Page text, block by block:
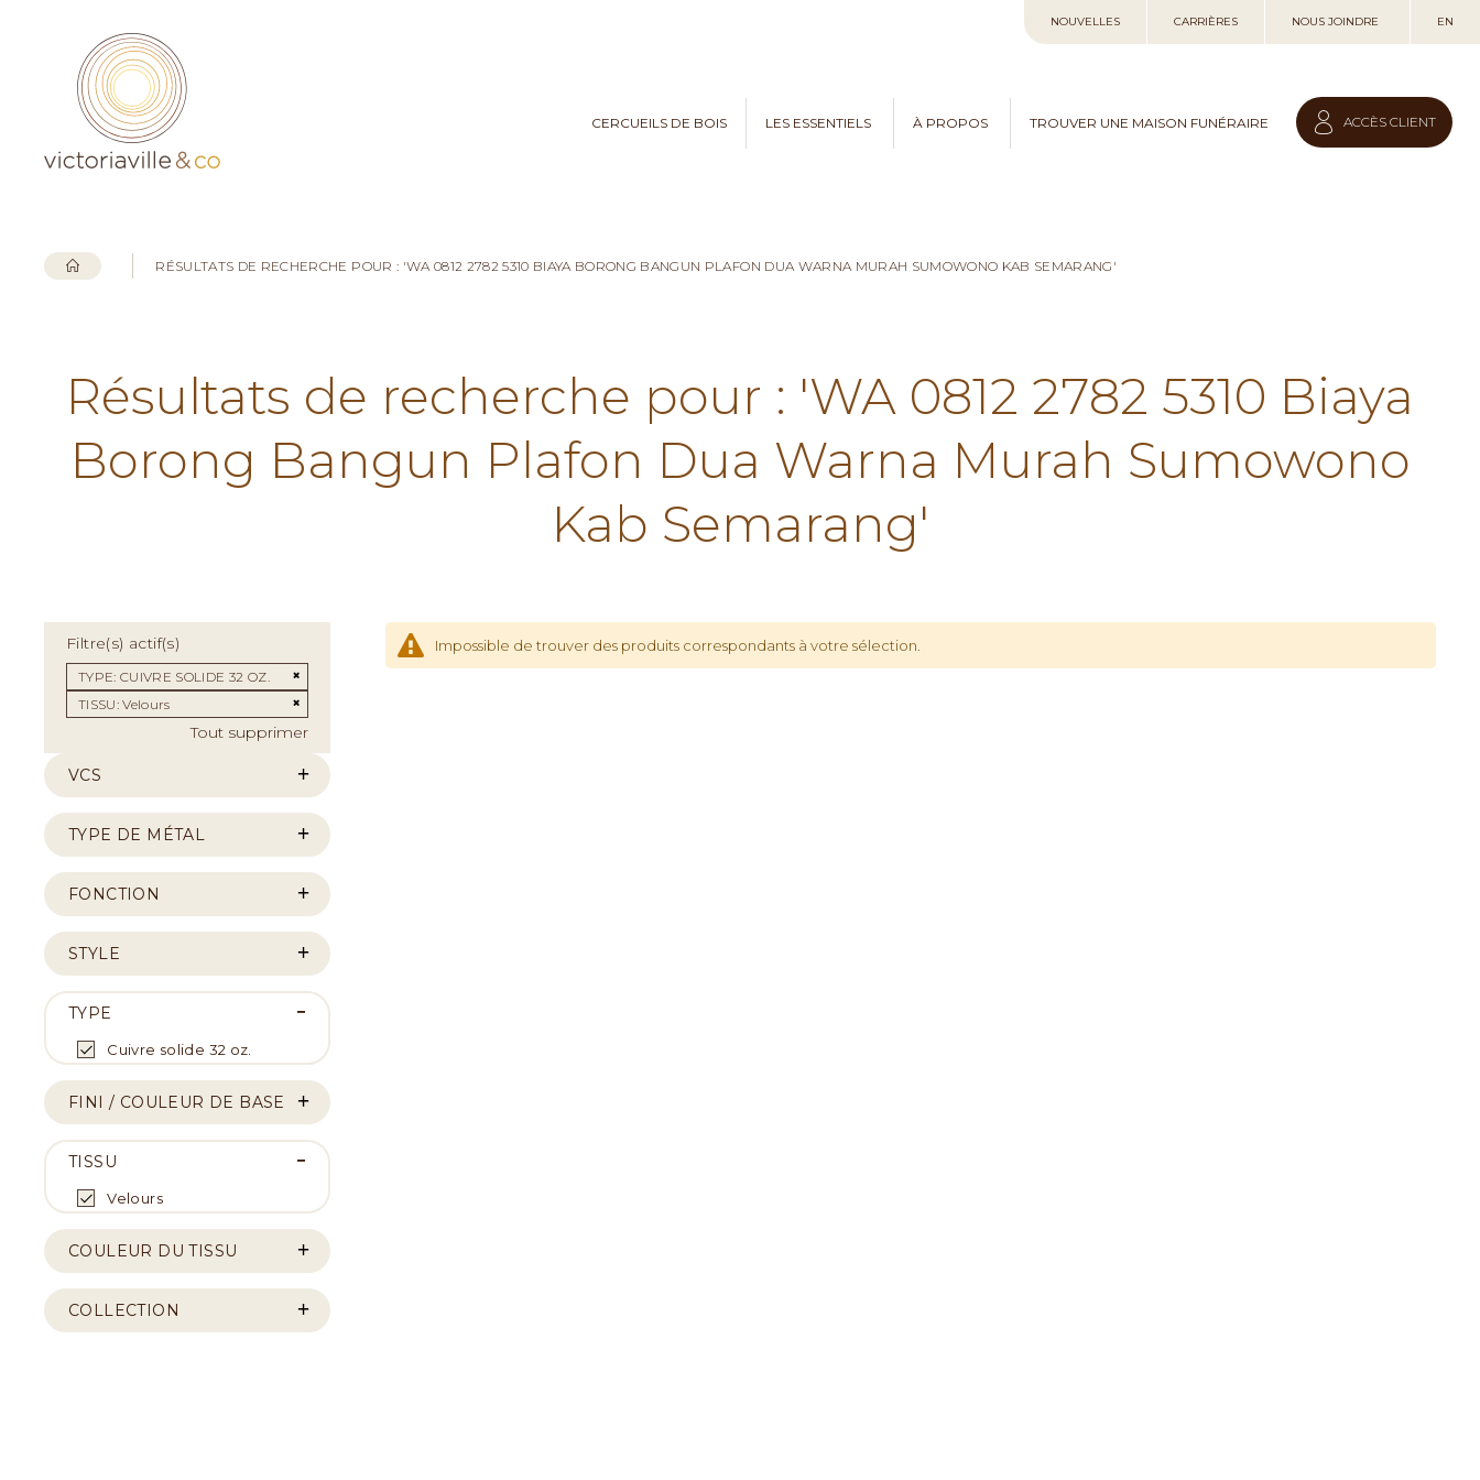
au
NOUVELLES CARRIÈRES NOUS JOINDRE EN
CERCUEILS DE BOIS LES ESSENTIELS À PROPOS TROUVER UNE MAISON FUNÉRAIRE ACCÈS CLIENT
RÉSULTATS DE RECHERCHE POUR : 'WA 0812 2782 5310 BIAYA BORONG BANGUN PLAFON DUA WARNA MURAH SUMOWONO KAB SEMARANG'
Résultats de recherche pour : 'WA 0812 2782 5310 Biaya
Borong Bangun Plafon Dua Warna Murah Sumowono
Kab Semarang'
Impossible de trouver des produits correspondants à votre sélection.
Filtre(s) actif(s)
TYPE CUIVRE SOLIDE 32 OZ.
Supprimer cet Élément
TISSU Velours
Tout supprimer
VCS
TYPE DE MÉTAL
FONCTION
STYLE
TYPE
Cuivre solide 32 oz.
FINI / COULEUR DE BASE
TISSU
Velours
COULEUR DU TISSU
COLLECTION